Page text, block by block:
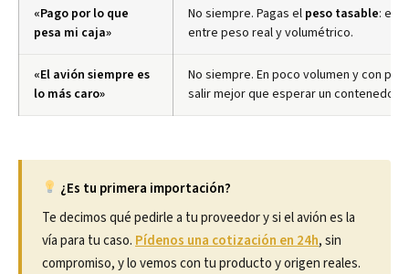
«Pago por lo que
pesa mi caja»
No siempre. Pagas el peso tasable: el
entre peso real y volumétrico.
«El avión siempre es
lo más caro»
No siempre. En poco volumen y con
salir mejor que esperar un contenedor.
¿Es tu primera importación?
Te decimos qué pedirle a tu proveedor y si el avión es la
vía para tu caso. Pídenos una cotización en 24h, sin
compromiso, y lo vemos con tu producto y origen reales.